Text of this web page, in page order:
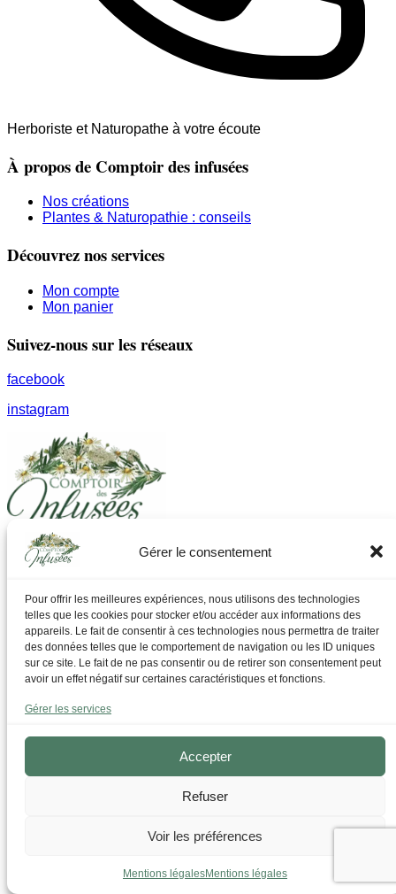
Gérer le consentement
Pour offrir les meilleures expériences, nous utilisons des technologies
telles que les cookies pour stocker et/ou accéder aux informations des
appareils. Le fait de consentir à ces technologies nous permettra de traiter
des données telles que le comportement de navigation ou les ID uniques
sur ce site. Le fait de ne pas consentir ou de retirer son consentement peut
avoir un effet négatif sur certaines caractéristiques et fonctions.
Gérer les services
Accepter
Refuser
Voir les préférences
Mentions légalesMentions légales
Herboriste et Naturopathe à votre écoute
À propos de Comptoir des infusées
Nos créations
Plantes & Naturopathie : conseils
Découvrez nos services
Mon compte
Mon panier
Suivez-nous sur les réseaux
facebook
instagram
Laissez-vous guider pour trouver ce dont vous avez
besoin
Par Thématique
Allergies I Refroidissement
Articulations | os | Muscles
Circulation | Jambes lourdes
Confort urinaire
Détente | Relaxation
Drainage | Perte de poids
Femmes | Cycles
Foie | Métabolisme | Sucres
Immunité | Vitalité
Peau | Ongles | Cheveux
Tisanes bien-être